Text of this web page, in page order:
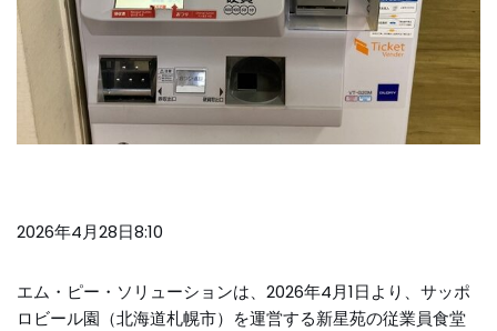
2026年4月28日8:10
エム・ピー・ソリューションは、2026年4月1日より、サッポ
ロビール園（北海道札幌市）を運営する新星苑の従業員食堂